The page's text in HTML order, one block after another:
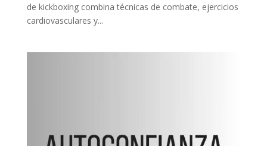
de kickboxing combina técnicas de combate, ejercicios
cardiovasculares y...